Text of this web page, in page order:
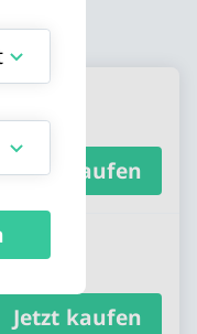
Karten
22
Jetzt kaufen
55
Jetzt kaufen